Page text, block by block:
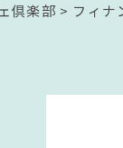
倶楽部 > フィナ